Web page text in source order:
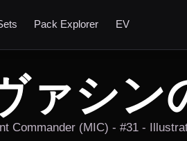
Pack Explorer EV
ァシン
Commander (MIC) - #31 -